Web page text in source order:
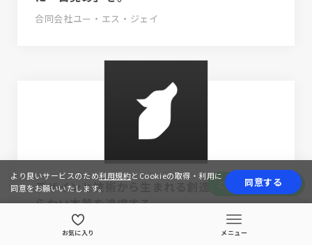
お気に入り メニュー
この会社の求人情報
合同会社ユー・エス・ジェイ
デザインと技術から生まれる創造性が、 変わ
らない本質を追求する。
フェンリル株式会社
より良いサービスのため利用規約とCookieの取得・利用に
同意をお願いいたします。
同意する